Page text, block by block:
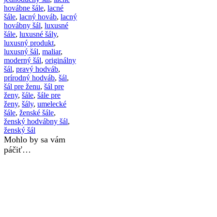
hovábne šále, lacné
šále, lacný hováb, lacný
hovábny šál, luxusné
šále, luxusné šály,
luxusný produkt,
luxusný šál, maliar,
moderný šál, originálny
šál, pravý hodváb,
prírodný hodváb, šál,
šál pre ženu, šál pre
ženy, šále, šále pre
ženy, šály, umelecké
šále, ženské šále,
ženský hodvábny šál,
ženský šál
Mohlo by sa vám
páčiť…